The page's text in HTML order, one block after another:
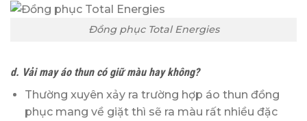
Đồng phục Total Energies
d. Vải may áo thun có giữ màu hay không?
Thường xuyên xảy ra trường hợp áo thun đồng
phục mang về giặt thì sẽ ra màu rất nhiều đặc